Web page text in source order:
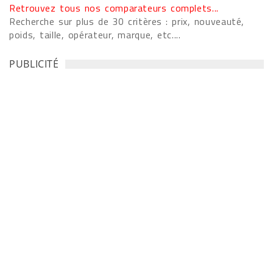
Retrouvez tous nos comparateurs complets...
Recherche sur plus de 30 critères : prix, nouveauté,
poids, taille, opérateur, marque, etc....
PUBLICITÉ